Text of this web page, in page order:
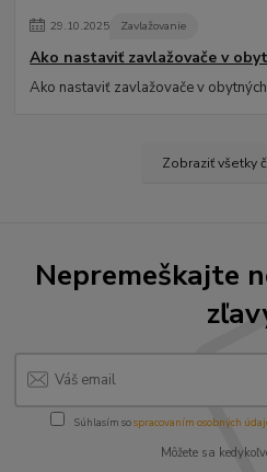
29.10.2025 Zavlažovanie
Ako nastaviť zavlažovače v
Ako nastaviť zavlažovače v
Zobraziť všetky
Nepremeškajte
Súhlasím sospracovaním osobných
Môžete sa